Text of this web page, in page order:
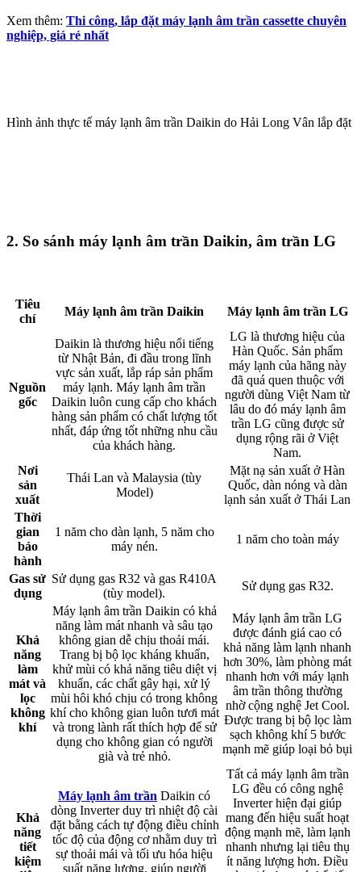
Xem thêm: Thi công, lắp đặt máy lạnh âm trần cassette chuyên
nghiệp, giá rẻ nhất
Hình ảnh thực tế máy lạnh âm trần Daikin do Hải Long Vân lắp đặt
2. So sánh máy lạnh âm trần Daikin, âm trần LG
Tiêu
chí
Máy lạnh âm trần Daikin Máy lạnh âm trần LG
Nguồn
gốc
Daikin là thương hiệu nổi tiếng
từ Nhật Bản, đi đầu trong lĩnh
vực sản xuất, lắp ráp sản phẩm
máy lạnh. Máy lạnh âm trần
Daikin luôn cung cấp cho khách
hàng sản phẩm có chất lượng tốt
nhất, đáp ứng tốt những nhu cầu
của khách hàng.​
LG là thương hiệu của
Hàn Quốc. Sản phẩm
máy lạnh của hãng này
đã quá quen thuộc với
người dùng Việt Nam từ
lâu do đó máy lạnh âm
trần LG cũng được sử
dụng rộng rãi ở Việt
Nam.​
Nơi
sản
xuất
Thái Lan và Malaysia (tùy
Model)​
Mặt nạ sản xuất ở Hàn
Quốc, dàn nóng và dàn
lạnh sản xuất ở Thái Lan​
Thời
gian
bảo
hành
1 năm cho dàn lạnh, 5 năm cho
máy nén.​
1 năm cho toàn máy​
Gas sử
dụng
Sử dụng gas R32 và gas R410A
(tùy model).​
Sử dụng gas R32.​
Khả
năng
làm
mát và
lọc
không
khí
Máy lạnh âm trần Daikin có khả
năng làm mát nhanh và sâu tạo
không gian dễ chịu thoải mái.
Trang bị bộ lọc kháng khuẩn,
khử mùi có khả năng tiêu diệt vị
khuẩn, các chất gây hại, xử lý
mùi hôi khó chịu có trong không
khí cho không gian luôn tươi mát
và trong lành rất thích hợp để sử
dụng cho không gian có người
già và trẻ nhỏ.​
Máy lạnh âm trần LG
được đánh giá cao có
khả năng làm lạnh nhanh
hơn 30%, làm phòng mát
nhanh hơn với máy lạnh
âm trần thông thường
nhờ cộng nghệ Jet Cool.
Được trang bị bộ lọc làm
sạch không khí 5 bước
mạnh mẽ giúp loại bỏ bụi​
Khả
năng
tiết
kiệm
Máy lạnh âm trần Daikin có
dòng Inverter duy trì nhiệt độ cài
đặt bằng cách tự động điều chỉnh
tốc độ của động cơ nhằm duy trì
sự thoải mái và tối ưu hóa hiệu
suất năng lượng, giúp người
Tất cả máy lạnh âm trần
LG đều có công nghệ
Inverter hiện đại giúp
mang đến hiệu suất hoạt
động mạnh mẽ, làm lạnh
nhanh nhưng lại tiêu thụ
ít năng lượng hơn. Điều